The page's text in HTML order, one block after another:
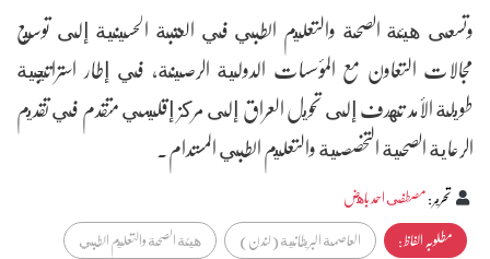
وتسعى هيئة الصحة والتعليم الطبي في العتبة الحسينية إلى توسيع
مجالات التعاون مع المؤسسات الدولية الرصينة، في إطار استراتيجية
طويلة الأمد تهدف إلى تحويل العراق إلى مركز إقليمي متقدم في تقديم
الرعاية الصحية التخصصية والتعليم الطبي المستدام.
تحرير:مصطفى احمد باهض
مطلوبہ الفاظ :
العاصمة البريطانية (لندن)
هيئة الصحة والتعليم الطبي